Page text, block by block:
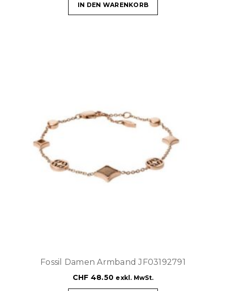
IN DEN WARENKORB
Fossil Damen Armband JF03192791
CHF 48.50 exkl. MwSt.